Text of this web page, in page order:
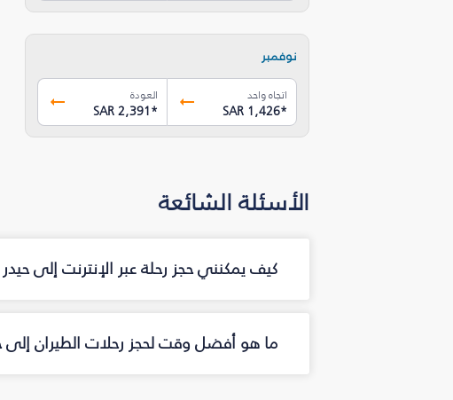
نوفمبر
اتجاه واحد
SAR 1,426*
العودة
SAR 2,391*
الأسئلة الشائعة
كيف يمكنني حجز رحلة عبر الإنترنت إلى
ما هو أفضل وقت لحجز رحلات الطيران إلى